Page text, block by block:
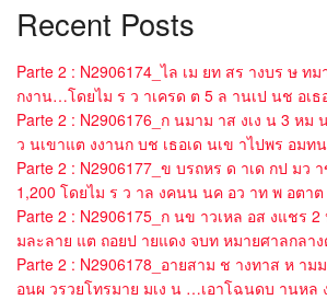
Recent Posts
Parte 2 : N2906174_ไล เม ยท สร างบร ษ ทม
กงาน…โดยไม ร ว าเครด ต 5 ล านเป นช อเธ
Parte 2 : N2906176_ก นมาม าส งเง น 3 หม
ว นเขาแต งงานก บช เธอเด นเข าไปพร อมท
Parte 2 : N2906177_ข บรถหร ด าเด กป มว
1,200 โดยไม ร ว าล งคนน นค อว าท พ อตาต
Parte 2 : N2906175_ก นข าวเหล อส งแชร
มละลาย แต ถอยป ายแดง จบท หมายศาลกลา
Parte 2 : N2906178_อายสาม ช างทาส ห าม
อนผ วรวยโทรมาย มเง น …เอาโฉนดบ านหล